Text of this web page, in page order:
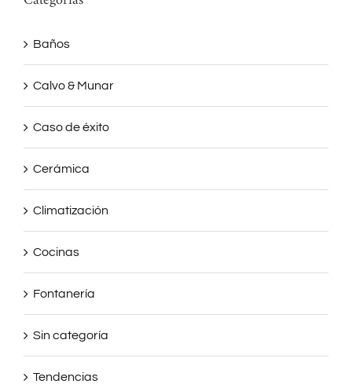
Baños
Calvo & Munar
Caso de éxito
Cerámica
Climatización
Cocinas
Fontanería
Sin categoría
Tendencias